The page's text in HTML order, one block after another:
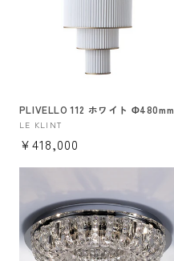
PLIVELLO 112 ホワイト Φ480mm
販
売
LE KLINT
通
常
¥418,000